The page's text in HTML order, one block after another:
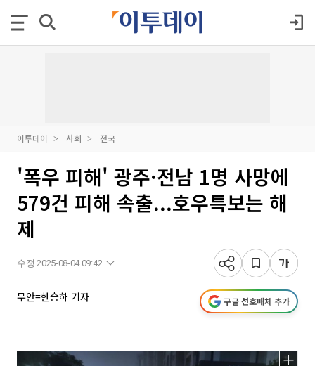
이투데이 사회 전국
'폭우 피해' 광주·전남 1명 사망에
579건 피해 속출...호우특보는 해
제
수정 2025-08-04 09:42
무안=한승하 기자 구글 선호매체 추가